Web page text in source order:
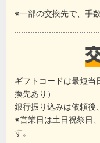
※一部の交換先で、手
ギフトコードは最短当
換先あり）
銀行振り込みは依頼後
※営業日は土日祝祭日
す。